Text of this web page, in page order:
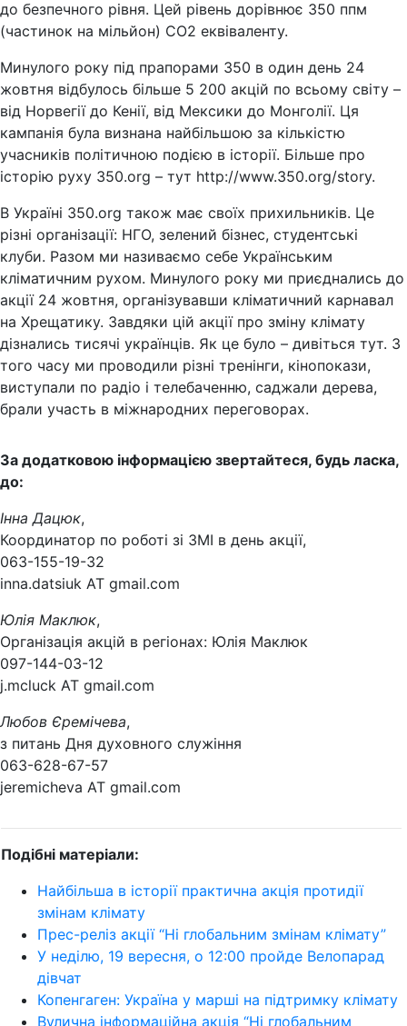
до безпечного рівня. Цей рівень дорівнює 350 ппм
(частинок на мільйон) СО2 еквіваленту.
Минулого року під прапорами 350 в один день 24
жовтня відбулось більше 5 200 акцій по всьому світу –
від Норвегії до Кенії, від Мексики до Монголії. Ця
кампанія була визнана найбільшою за кількістю
учасників політичною подією в історії. Більше про
історію руху 350.org – тут http://www.350.org/story.
В Україні 350.org також має своїх прихильників. Це
різні організації: НГО, зелений бізнес, студентські
клуби. Разом ми називаємо себе Українським
кліматичним рухом. Минулого року ми приєднались до
акції 24 жовтня, організувавши кліматичний карнавал
на Хрещатику. Завдяки цій акції про зміну клімату
дізнались тисячі українців. Як це було – дивіться тут. З
того часу ми проводили різні тренінги, кінопокази,
виступали по радіо і телебаченню, саджали дерева,
брали участь в міжнародних переговорах.
За додатковою інформацією звертайтеся, будь ласка,
до:
Інна Дацюк,
Координатор по роботі зі ЗМІ в день акції,
063-155-19-32
inna.datsiuk AT gmail.com
Юлія Маклюк,
Організація акцій в регіонах: Юлія Маклюк
097-144-03-12
j.mcluck AT gmail.com
Любов Єремічева,
з питань Дня духовного служіння
063-628-67-57
jeremicheva AT gmail.com
Подібні матеріали:
Найбільша в історії практична акція протидії
змінам клімату
Прес-реліз акції “Ні глобальним змінам клімату”
У неділю, 19 вересня, о 12:00 пройде Велопарад
дівчат
Копенгаген: Україна у марші на підтримку клімату
Вулична інформаційна акція “Ні глобальним